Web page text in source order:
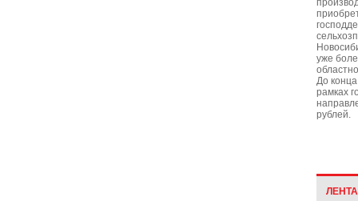
уже
До
рамках
рублей.